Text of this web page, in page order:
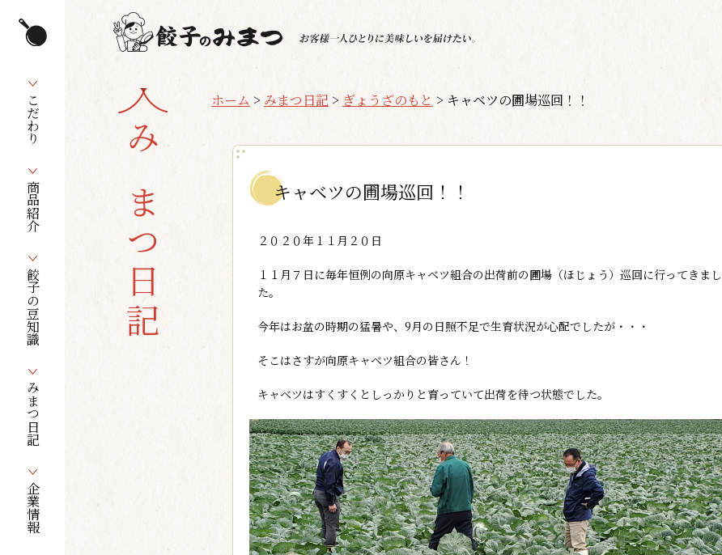
こだわり
商品紹介
餃子の豆知識
みまつ日記
企業情報
みまつ日記
ホーム > みまつ日記 > ぎょうざのもと > キャベツの圃場巡回！！
キャベツの圃場巡回！！
２０２０年１１月２０日
１１月７日に毎年恒例の向原キャベツ組合の出荷前の圃場（ほじょう）巡回に行ってきまし
た。
今年はお盆の時期の猛暑や、9月の日照不足で生育状況が心配でしたが・・・
そこはさすが向原キャベツ組合の皆さん！
キャベツはすくすくとしっかりと育っていて出荷を待つ状態でした。